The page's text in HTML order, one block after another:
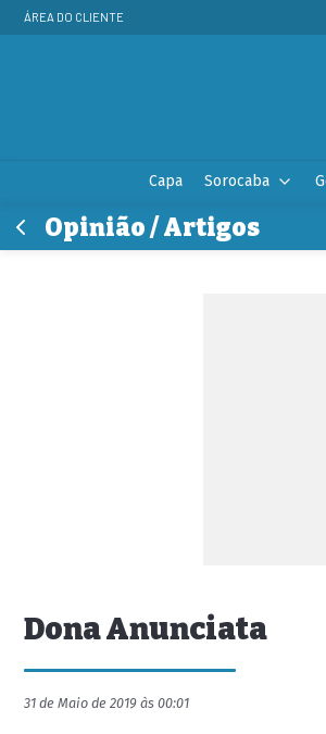
ÁREA DO CLIENTE
Capa Sorocaba
Opinião / Artigos
Dona Anunciata
31 de Maio de 2019 às 00:01